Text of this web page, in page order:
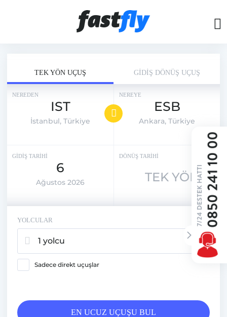
TEK YÖN UÇUŞ GİDİŞ DÖNÜŞ UÇUŞ
NEREDEN
IST
İstanbul, Türkiye
NEREYE
ESB
Ankara, Türkiye
GİDİŞ TARİHİ
6
Ağustos 2026
DÖNÜŞ TARİHİ
TEK YÖN
YOLCULAR
1 yolcu
Sadece direkt uçuşlar
EN UCUZ UÇUŞU BUL